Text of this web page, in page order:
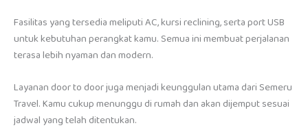
Fasilitas yang tersedia meliputi AC, kursi reclining, serta port USB
untuk kebutuhan perangkat kamu. Semua ini membuat perjalanan
terasa lebih nyaman dan modern.
Layanan door to door juga menjadi keunggulan utama dari Semeru
Travel. Kamu cukup menunggu di rumah dan akan dijemput sesuai
jadwal yang telah ditentukan.